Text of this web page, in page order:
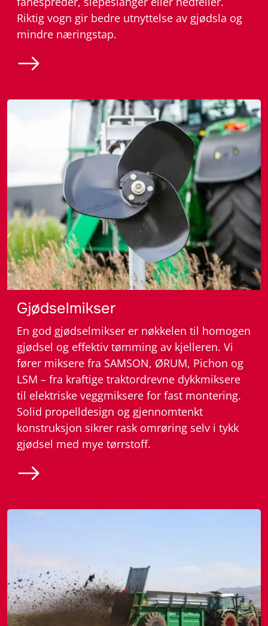
Riktig vogn gir bedre utnyttelse av gjødsla og
mindre næringstap.
Gjødselmikser– Gjødselutstyr
En god gjødselmikser er nøkkelen til homogen
gjødsel og effektiv tømming av kjelleren. Vi
fører miksere fra SAMSON, ØRUM, Pichon og
LSM – fra kraftige traktordrevne dykkmiksere
til elektriske veggmiksere for fast montering.
Solid propelldesign og gjennomtenkt
konstruksjon sikrer rask omrøring selv i tykk
gjødsel med mye tørrstoff.